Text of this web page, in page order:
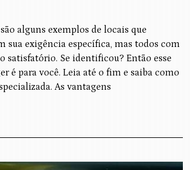
alguns exemplos de locais que
sua exigência específica, mas todos com
satisfatório. Se identificou? Então esse
é para você. Leia até o fim e saiba como
As vantagens